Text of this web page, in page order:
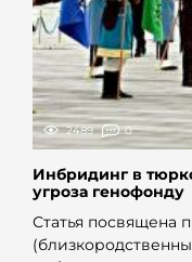
2489 0
Инбридинг в
угроза генофонду
Статья посвящена